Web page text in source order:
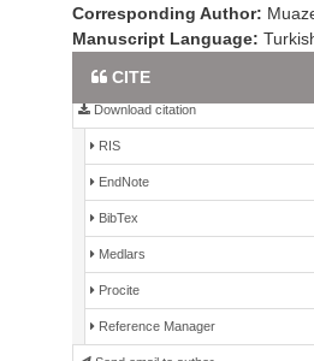
Corresponding Author:
Manuscript Language:
CITE
Full Text PDF
Download citation
RIS
EndNote
BibTex
Medlars
Procite
Reference Manager